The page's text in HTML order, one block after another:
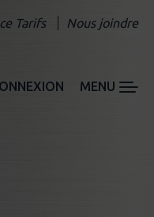
Tarifs Nous joindre
MENU